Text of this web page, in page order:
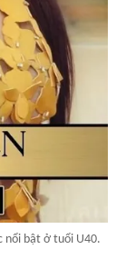
nổi bật ở tuổi U40.